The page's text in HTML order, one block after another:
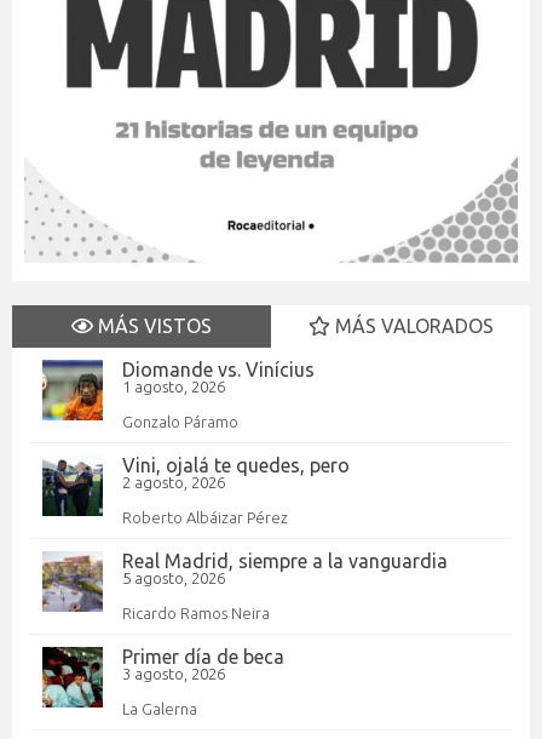
MÁS VISTOS
MÁS VALORADOS
Diomande vs. Vinícius
1 agosto, 2026
Gonzalo Páramo
Vini, ojalá te quedes, pero
2 agosto, 2026
Roberto Albáizar Pérez
Real Madrid, siempre a la vanguardia
5 agosto, 2026
Ricardo Ramos Neira
Primer día de beca
3 agosto, 2026
La Galerna